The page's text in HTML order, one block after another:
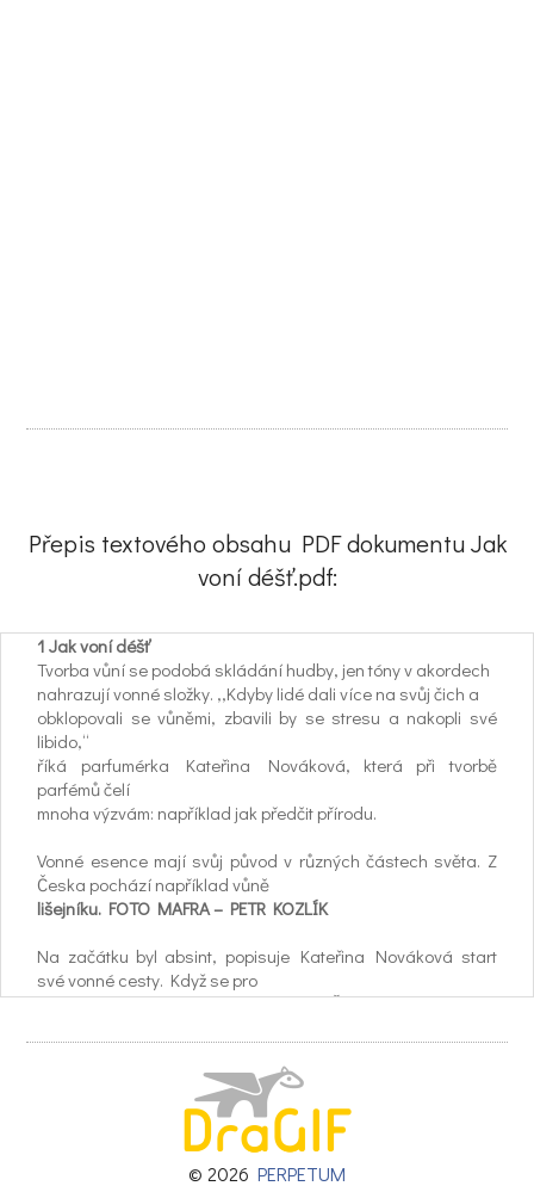
Přepis textového obsahu PDF dokumentu Jak
voní déšť.pdf:
1 Jak voní déšť
Tvorba vůní se podobá skládání hudby, jen tóny v akordech
nahrazují vonné složky. ,,Kdyby lidé dali více na svůj čich a
obklopovali se vůněmi, zbavili by se stresu a nakopli své
libido,“
říká parfumérka Kateřina Nováková, která při tvorbě
parfémů čelí
mnoha výzvám: například jak předčit přírodu.
Vonné esence mají svůj původ v různých částech světa. Z
Česka pochází například vůně
lišejníku. FOTO MAFRA – PETR KOZLÍK
Na začátku byl absint, popisuje Kateřina Nováková start
své vonné cesty. Když se pro
svou seminární práci na studiích VŠCHT snažila odkrýt
oslovily natolik, že se rozhodla stát se parfumérkou. O šest
let později mě již vítá ve
vlastní galerii vůní v pražském Karlíně, které dominuje
příjemný odér pryskyřice.
© 2026 PERPETUM